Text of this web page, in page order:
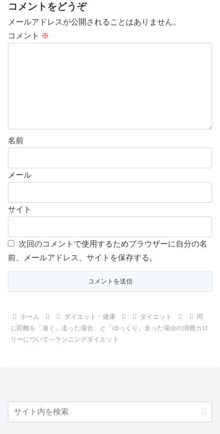
コメントをどうぞ
メールアドレスが公開されることはありません。
コメント ※
名前
メール
サイト
次回のコメントで使用するためブラウザーに自分の名
前、メールアドレス、サイトを保存する。
ホーム ダイエット・健康 ダイエット
同
じ距離を「速く」走った場合、と「ゆっくり」走った場合の消費カロ
リーについて～ランニングダイエット